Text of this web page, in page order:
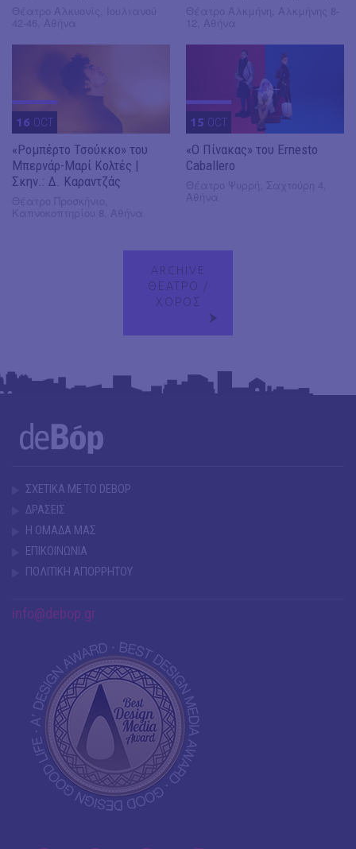
16 OCT
«Ρομπέρτο Τσούκκο» του
Μπερνάρ-Μαρί Κολτές |
Σκην.: Δ. Καραντζάς
15 OCT
«Ο Πίνακας» του Ernesto
Caballero
ARCHIVE
ΘΕΑΤΡΟ /
ΧΟΡΟΣ
ΣΧΕΤΙΚΑ ΜΕ ΤΟ DEBOP
ΔΡΑΣΕΙΣ
Η ΟΜΑΔΑ ΜΑΣ
ΕΠΙΚΟΙΝΩΝΙΑ
ΠΟΛΙΤΙΚΗ ΑΠΟΡΡΗΤΟΥ
info@debop.gr